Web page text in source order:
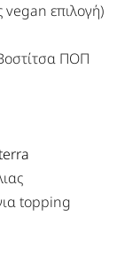
επιλογή)
ΠΟΠ
topping